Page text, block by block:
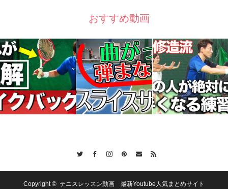
おすすめ動画
Copyright © テニスレッスン動画 最新Youtube人気まとめサイト